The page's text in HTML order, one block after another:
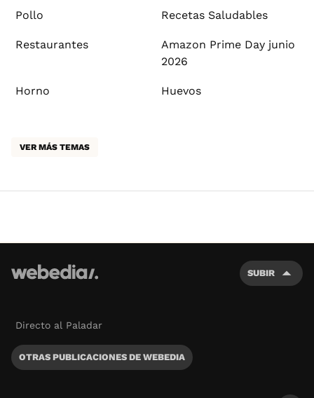
Pollo Recetas Saludables
Restaurantes
Amazon Prime Day junio
2026
Horno Huevos
VER MÁS TEMAS
SUBIR
Directo al Paladar
OTRAS PUBLICACIONES DE WEBEDIA